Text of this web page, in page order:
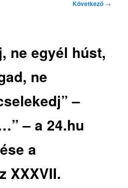
Következő →
ne egyél húst,
ne
–
– a 24.hu
a
XXXVII.